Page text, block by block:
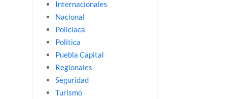
Internacionales
Nacional
Policíaca
Politica
Puebla Capital
Regionales
Seguridad
Turismo